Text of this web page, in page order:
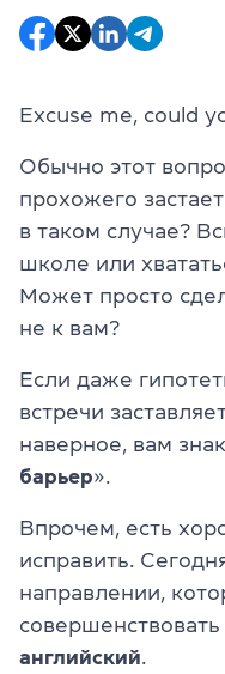
Excuse me, could
Обычно этот
прохожего
в таком случае?
школе или
Может просто
не к вам?
Если даже
встречи
наверное, вам
барьер».
Впрочем, есть
исправить.
направлении,
английский